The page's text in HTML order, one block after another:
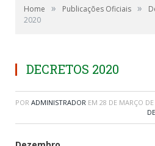
Home » Publicações Oficiais »
2020
DECRETOS 2020
POR ADMINISTRADOR EM 28 DE MARÇO